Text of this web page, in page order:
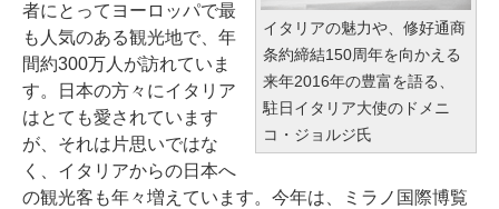
イタリアの魅力や、修好通商
条約締結150周年を向かえる
来年2016年の豊富を語る、
駐日イタリア大使のドメニ
コ・ジョルジ氏
者にとってヨーロッパで最
も人気のある観光地で、年
間約300万人が訪れていま
す。日本の方々にイタリア
はとても愛されています
が、それは片思いではな
く、イタリアからの日本へ
の観光客も年々増えています。今年は、ミラノ国際博覧